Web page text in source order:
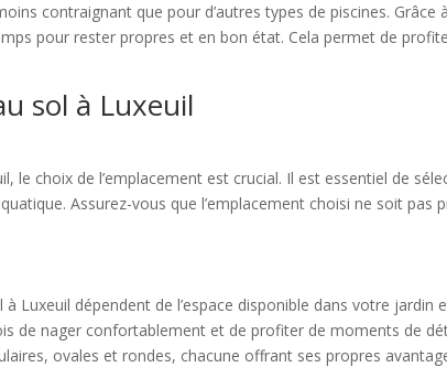
contraignant que pour d’autres types de piscines.
pour rester propres et en bon état. Cela permet de
sol à Luxeuil
le choix de l’emplacement est crucial. Il est essentiel de
Assurez-vous que l’emplacement choisi ne soit pas
Luxeuil dépendent de l’espace disponible dans votre
de nager confortablement et de profiter de moments de
ovales et rondes, chacune offrant ses propres